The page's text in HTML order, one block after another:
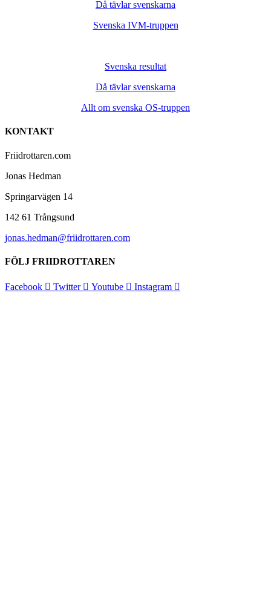
Då tävlar svenskarna
Svenska IVM-truppen
Svenska resultat
Då tävlar svenskarna
Allt om svenska OS-truppen
KONTAKT
Friidrottaren.com
Jonas Hedman
Springarvägen 14
142 61 Trångsund
jonas.hedman@friidrottaren.com
FÖLJ FRIIDROTTAREN
Facebook Twitter Youtube Instagram